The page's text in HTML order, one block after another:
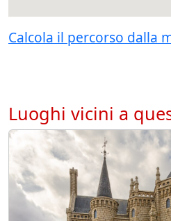
Calcola il percorso dalla
Luoghi vicini a